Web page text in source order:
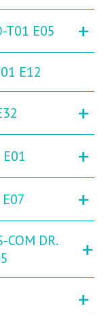
T01 E05 +
E12
+
E01 +
+
COM DR.
+
+